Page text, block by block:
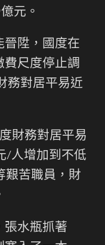
元。
晉陞，國度在
費尺度停止調
務對居平易近
財務對居平易
/人增加到不低
艱苦職員，財
張水瓶抓著